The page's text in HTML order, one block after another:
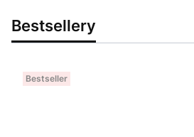
Bestsellery
Bestseller